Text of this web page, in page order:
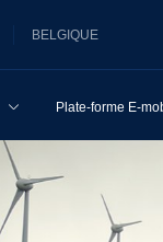
BELGIQUE
Plate-forme E-